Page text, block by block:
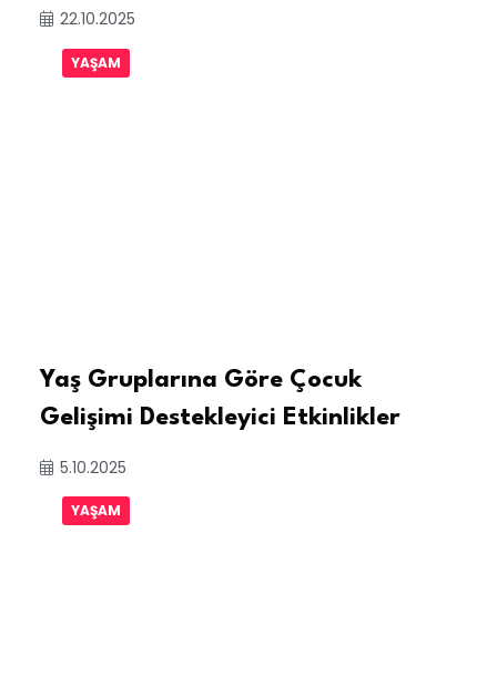
22.10.2025
YAŞAM
Yaş Gruplarına Göre Çocuk
Gelişimi Destekleyici Etkinlikler
5.10.2025
YAŞAM